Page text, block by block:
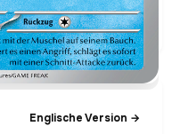
aktualisiert.
Englische Version →